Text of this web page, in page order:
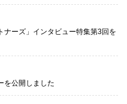
ナーズ」インタビュー特集第3回を
を公開しました